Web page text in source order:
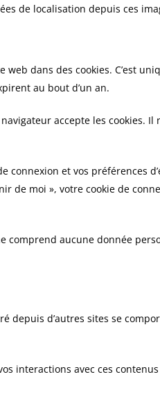
de localisation depuis ces
dans des cookies. C’est
au bout d’un an.
accepte les cookies. Il
et vos préférences
de moi », votre cookie de
comprend aucune donnée
depuis d’autres sites se
interactions avec ces